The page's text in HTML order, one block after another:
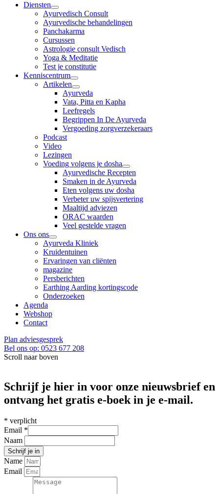
Diensten
Ayurvedisch Consult
Ayurvedische behandelingen
Panchakarma
Cursussen
Astrologie consult Vedisch
Yoga & Meditatie
Test je constitutie
Kenniscentrum
Artikelen
Ayurveda
Vata, Pitta en Kapha
Leefregels
Begrippen In De Ayurveda
Vergoeding zorgverzekeraars
Podcast
Video
Lezingen
Voeding volgens je dosha
Ayurvedische Recepten
Smaken in de Ayurveda
Eten volgens uw dosha
Verbeter uw spijsvertering
Maaltijd adviezen
ORAC waarden
Veel gestelde vragen
Ons ons
Ayurveda Kliniek
Kruidentuinen
Ervaringen van cliënten
magazine
Persberichten
Earthing Aarding kortingscode
Onderzoeken
Agenda
Webshop
Contact
Plan adviesgesprek
Bel ons op: 0523 677 208
Scroll naar boven
Schrijf je hier in voor onze nieuwsbrief en
ontvang het gratis e-boek in je e-mail.
* verplicht
Email *
Naam
Name
Email